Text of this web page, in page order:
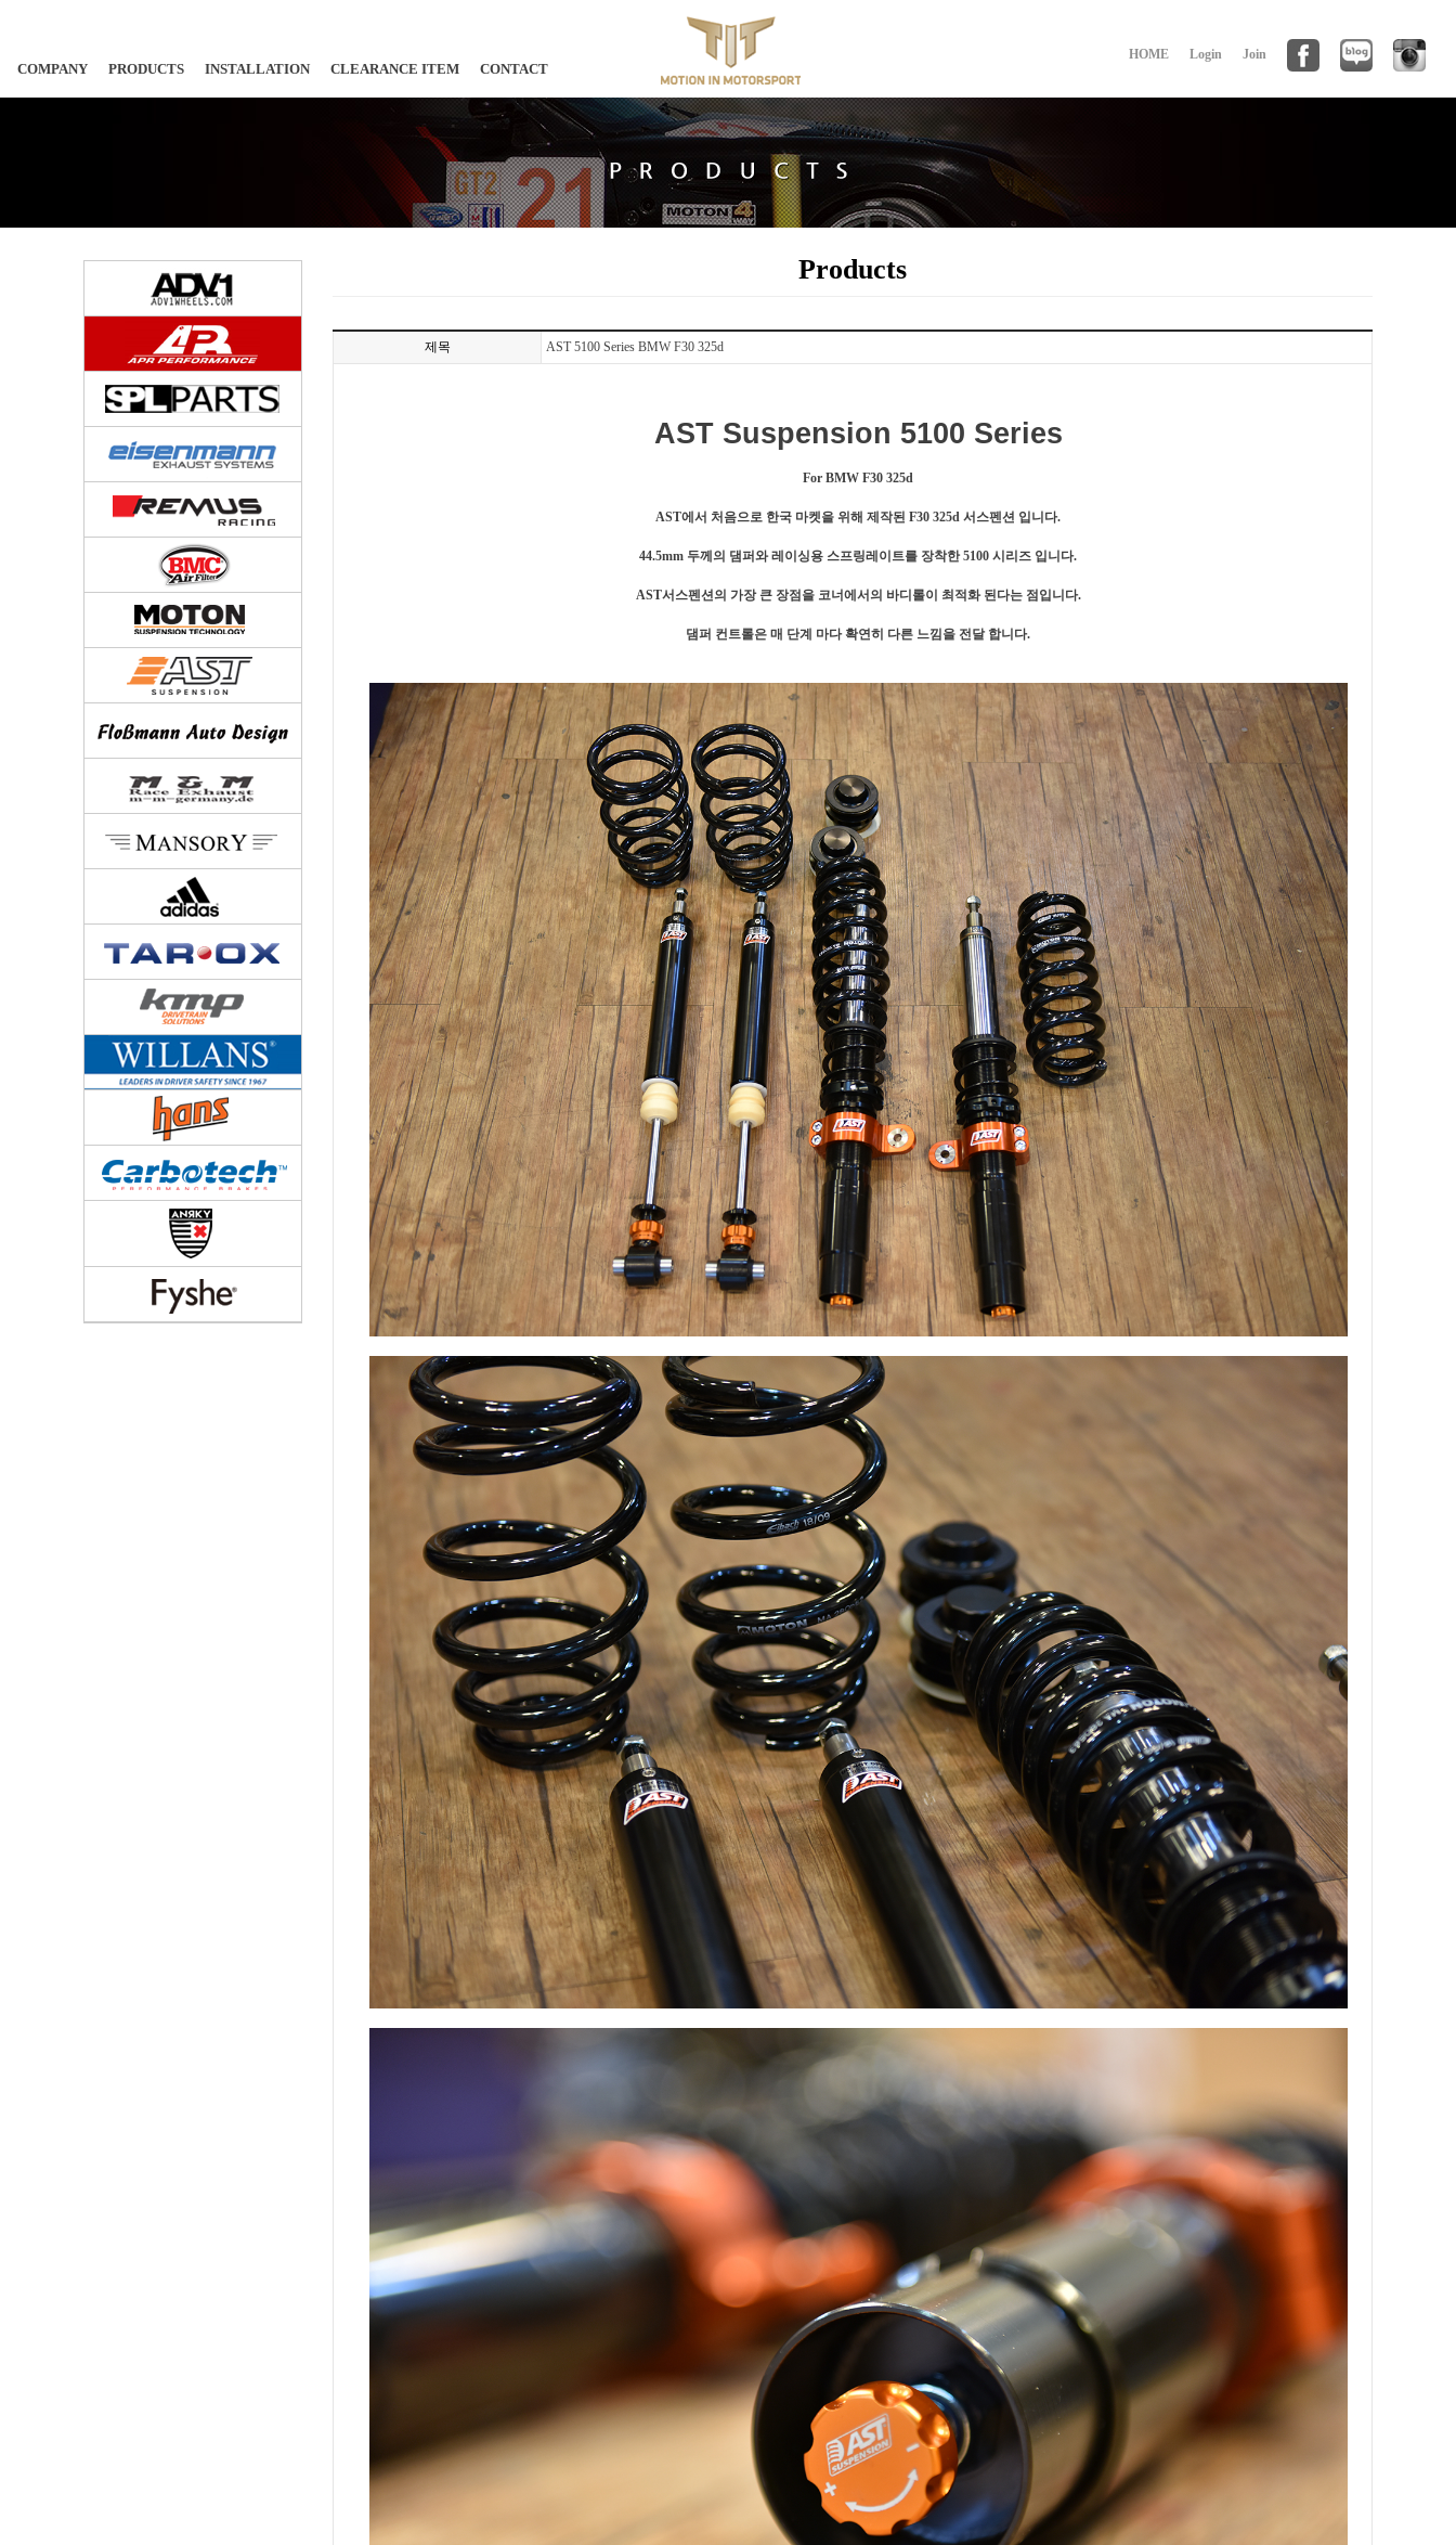
COMPANY PRODUCTS INSTALLATION CLEARANCE ITEM CONTACT
HOME Login Join
Products
제목 AST 5100 Series BMW F30 325d
AST Suspension 5100 Series
For BMW F30 325d
AST에서 처음으로 한국 마켓을 위해 제작된 F30 325d 서스펜션 입니다.
44.5mm 두께의 댐퍼와 레이싱용 스프링레이트를 장착한 5100 시리즈 입니다.
AST서스펜션의 가장 큰 장점을 코너에서의 바디롤이 최적화 된다는 점입니다.
댐퍼 컨트롤은 매 단계 마다 확연히 다른 느낌을 전달 합니다.